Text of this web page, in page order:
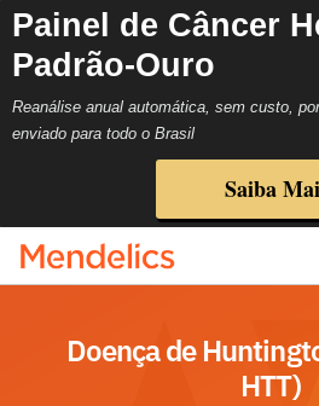
Painel de Câncer
Padrão-Ouro
Reanálise anual automática, sem custo,
enviado para todo o Brasil
Saiba
Doença de
HTT)